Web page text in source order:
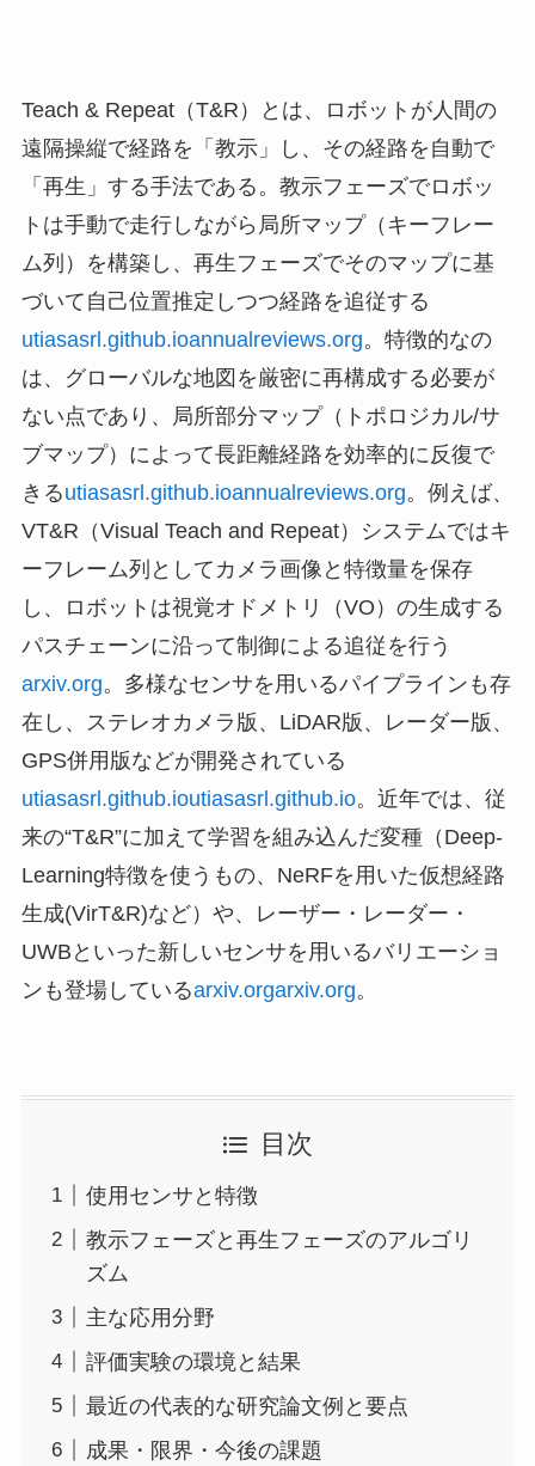
Teach & Repeat（T&R）とは、ロボットが人間の
遠隔操縦で経路を「教示」し、その経路を自動で
「再生」する手法である。教示フェーズでロボッ
トは手動で走行しながら局所マップ（キーフレー
ム列）を構築し、再生フェーズでそのマップに基
づいて自己位置推定しつつ経路を追従する
utiasasrl.github.ioannualreviews.org。特徴的なの
は、グローバルな地図を厳密に再構成する必要が
ない点であり、局所部分マップ（トポロジカル/サ
ブマップ）によって長距離経路を効率的に反復で
きるutiasasrl.github.ioannualreviews.org。例えば、
VT&R（Visual Teach and Repeat）システムではキ
ーフレーム列としてカメラ画像と特徴量を保存
し、ロボットは視覚オドメトリ（VO）の生成する
パスチェーンに沿って制御による追従を行う
arxiv.org。多様なセンサを用いるパイプラインも存
在し、ステレオカメラ版、LiDAR版、レーダー版、
GPS併用版などが開発されている
utiasasrl.github.ioutiasasrl.github.io。近年では、従
来の“T&R”に加えて学習を組み込んだ変種（Deep-
Learning特徴を使うもの、NeRFを用いた仮想経路
生成(VirT&R)など）や、レーザー・レーダー・
UWBといった新しいセンサを用いるバリエーショ
ンも登場しているarxiv.orgarxiv.org。
目次
使用センサと特徴
教示フェーズと再生フェーズのアルゴリ
ズム
主な応用分野
評価実験の環境と結果
最近の代表的な研究論文例と要点
成果・限界・今後の課題